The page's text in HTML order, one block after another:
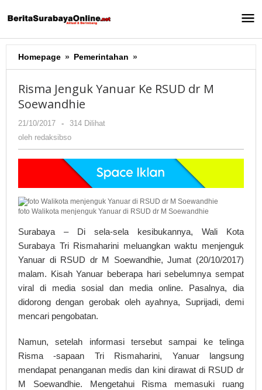
ke
Homepage » Pemerintahan »
Jenguk
Ke
Risma Jenguk Yanuar Ke RSUD dr M
Soewandhie
21/10/2017
oleh
redaksibso
-
314 Dilihat
oleh redaksibso
foto Walikota menjenguk Yanuar di RSUD dr M Soewandhie
Surabaya – Di sela-sela kesibukannya, Wali Kota
Surabaya Tri Rismaharini meluangkan waktu menjenguk
Yanuar di RSUD dr M Soewandhie, Jumat (20/10/2017)
malam. Kisah Yanuar beberapa hari sebelumnya sempat
viral di media sosial dan media online. Pasalnya, dia
didorong dengan gerobak oleh ayahnya, Suprijadi, demi
mencari pengobatan.
Namun, setelah informasi tersebut sampai ke telinga
Risma -sapaan Tri Rismaharini, Yanuar langsung
mendapat penanganan medis dan kini dirawat di RSUD dr
M Soewandhie. Mengetahui Risma memasuki ruang